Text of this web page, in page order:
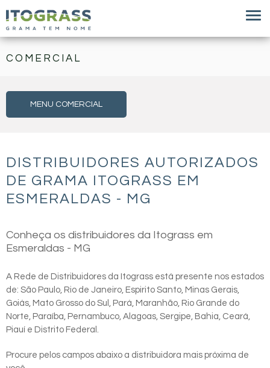
COMERCIAL
MENU COMERCIAL
DISTRIBUIDORES AUTORIZADOS
DE GRAMA ITOGRASS EM
ESMERALDAS - MG
Conheça os distribuidores da Itograss em
Esmeraldas - MG
A Rede de Distribuidores da Itograss está presente nos estados
de: São Paulo, Rio de Janeiro, Espirito Santo, Minas Gerais,
Goiás, Mato Grosso do Sul, Pará, Maranhão, Rio Grande do
Norte, Paraíba, Pernambuco, Alagoas, Sergipe, Bahia, Ceará,
Piauí e Distrito Federal.
Procure pelos campos abaixo a distribuidora mais próxima de